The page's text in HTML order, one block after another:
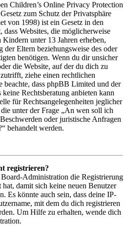
Children’s Online Privacy Protection
zum Schutz der Privatsphäre
von 1998) ist ein Gesetz in den
Websites, die möglicherweise
unter 13 Jahren erheben,
der Eltern beziehungsweise des oder
benötigen. Wenn du dir unsicher
die Website, auf der du dich zu
ziehe einen rechtlichen
beachte, dass phpBB Limited und der
keine Rechtsberatung anbieten kann
für Rechtsangelegenheiten jeglicher
unter der Frage „An wen soll ich
oder juristische Anfragen
behandelt werden.
registrieren?
Board-Administration die Registrierung
hat, damit sich keine neuen Benutzer
Es könnte auch sein, dass deine IP-
mit dem du dich registrieren
Um Hilfe zu erhalten, wende dich